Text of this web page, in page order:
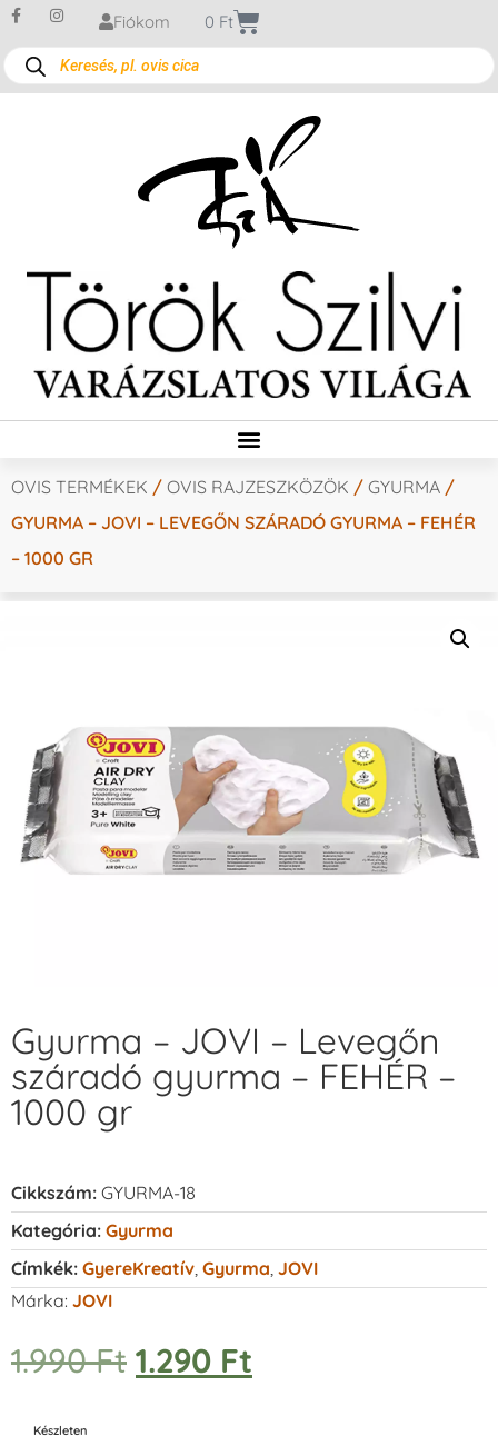
Fiókom 0 Ft
OVIS TERMÉKEK / OVIS RAJZESZKÖZÖK / GYURMA /
GYURMA – JOVI – LEVEGŐN SZÁRADÓ GYURMA – FEHÉR
– 1000 GR
Gyurma – JOVI – Levegőn
száradó gyurma – FEHÉR –
1000 gr
Cikkszám: GYURMA-18
Kategória: Gyurma
Címkék: GyereKreatív, Gyurma, JOVI
Márka: JOVI
1.990Ft 1.290 Ft
Készleten